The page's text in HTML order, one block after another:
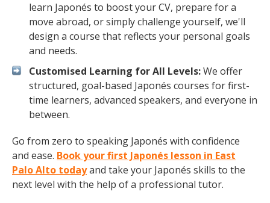
learn Japonés to boost your CV, prepare for a
move abroad, or simply challenge yourself, we'll
design a course that reflects your personal goals
and needs.
Customised Learning for All Levels:We offer
structured, goal-based Japonés courses for first-
time learners, advanced speakers, and everyone in
between.
Go from zero to speaking Japonés with confidence
and ease. Book your first Japonés lesson in East
Palo Alto todayand take your Japonés skills to the
next level with the help of a professional tutor.